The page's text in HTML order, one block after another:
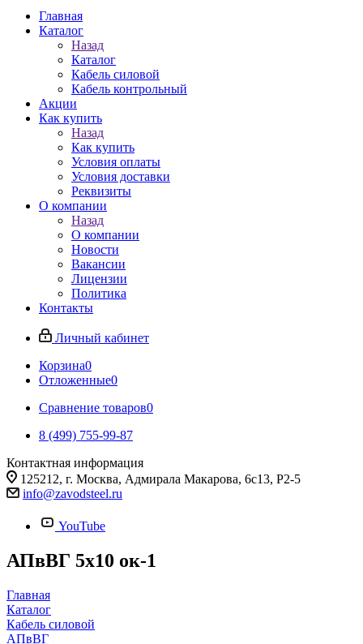
Главная
Каталог
Назад
Каталог
Кабель силовой
Кабель контрольный
Акции
Как купить
Назад
Как купить
Условия оплаты
Условия доставки
Реквизиты
О компании
Назад
О компании
Новости
Вакансии
Лицензии
Политика
Контакты
Личный кабинет
Корзина0
Отложенные0
Сравнение товаров0
8 (499) 755-99-87
Контактная информация
125212, г. Москва, Адмирала Макарова, 6с13, Р2-5
info@zavodsteel.ru
YouTube
АПвВГ 5х10 ок-1
Главная
Каталог
Кабель силовой
АПвВГ